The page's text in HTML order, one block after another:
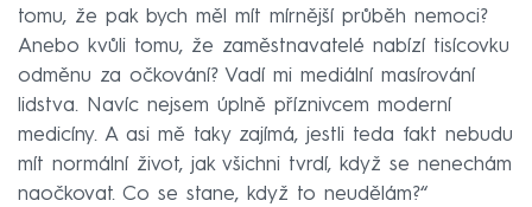
tomu, že pak bych měl mít mírnější průběh nemoci?
Anebo kvůli tomu, že zaměstnavatelé nabízí tisícovku
odměnu za očkování? Vadí mi mediální masírování
lidstva. Navíc nejsem úplně příznivcem moderní
medicíny. A asi mě taky zajímá, jestli teda fakt nebudu
mít normální život, jak všichni tvrdí, když se nenechám
naočkovat. Co se stane, když to neudělám?“